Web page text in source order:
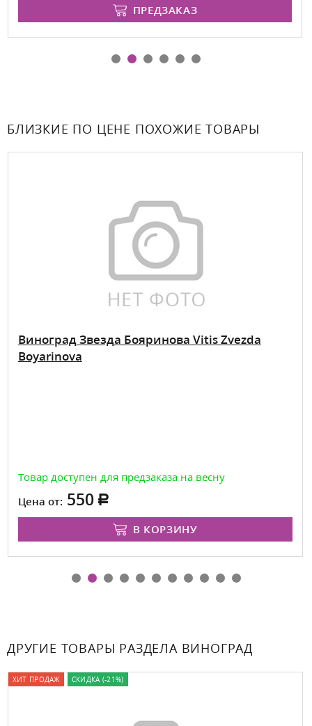
ПРЕДЗАКАЗ
БЛИЗКИЕ ПО ЦЕНЕ ПОХОЖИЕ ТОВАРЫ
Виноград Звезда Бояринова Vitis Zvezda
Boyarinova
Товар доступен для предзаказа на весну
Цена от: 550
В КОРЗИНУ
ДРУГИЕ ТОВАРЫ РАЗДЕЛА ВИНОГРАД
ХИТ ПРОДАЖ СКИДКА (-21%)